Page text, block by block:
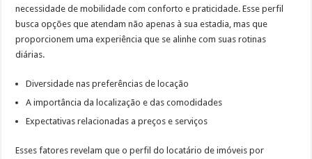
necessidade de mobilidade com conforto e praticidade. Esse perfil
busca opções que atendam não apenas à sua estadia, mas que
proporcionem uma experiência que se alinhe com suas rotinas
diárias.
Diversidade nas preferências de locação
A importância da localização e das comodidades
Expectativas relacionadas a preços e serviços
Esses fatores revelam que o perfil do locatário de imóveis por